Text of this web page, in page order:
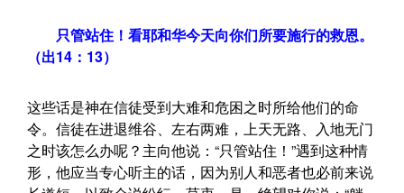
只管站住！看耶和华今天向你们所要施行的救恩。
（出14：13）
这些话是神在信徒受到大难和危困之时所给他们的命
令。信徒在进退维谷、左右两难，上天无路、入地无门
之时该怎么办呢？主向他说：“只管站住！”遇到这种情
形，他应当专心听主的话，因为别人和恶者也必前来说